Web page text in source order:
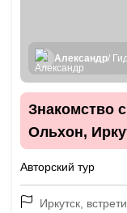
Александр/
Знакомство
Ольхон,
Авторский тур
Иркутск,